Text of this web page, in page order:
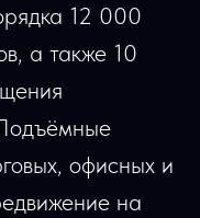
12 000
а также 10
офисных и
на